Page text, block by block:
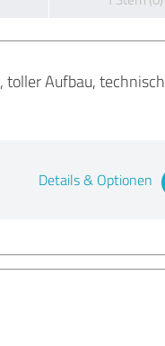
toller Aufbau, technisch
Details & Optionen